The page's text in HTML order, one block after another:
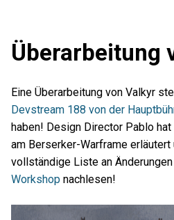
Überarbeitung
Eine Überarbeitung von Valkyr
Devstream 188 von der
haben! Design Director Pablo
am Berserker-Warframe erläutert
vollständige Liste an
Workshop nachlesen!